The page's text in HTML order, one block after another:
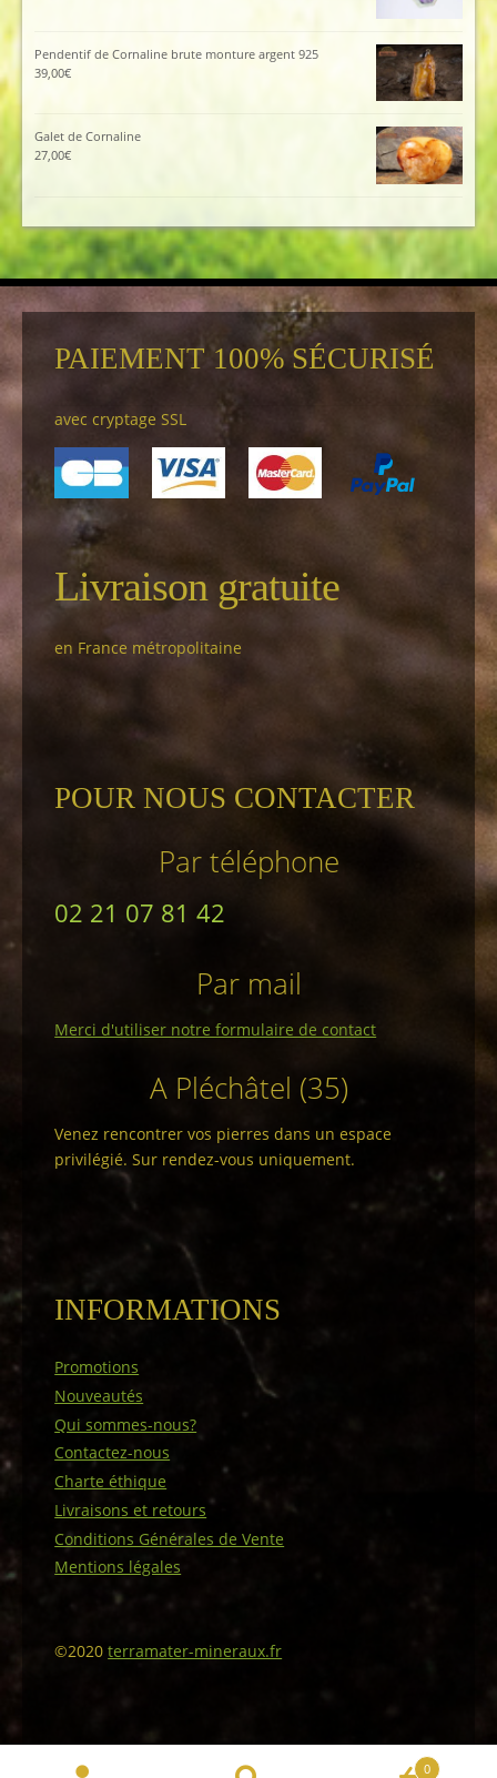
Pendentif de Cornaline brute monture argent 925
39,00€
Galet de Cornaline
27,00€
PAIEMENT 100% SÉCURISÉ
avec cryptage SSL
Livraison gratuite
en France métropolitaine
POUR NOUS CONTACTER
Par téléphone
02 21 07 81 42
Par mail
Merci d'utiliser notre formulaire de contact
A Pléchâtel (35)
Venez rencontrer vos pierres dans un espace
privilégié. Sur rendez-vous uniquement.
INFORMATIONS
Promotions
Nouveautés
Qui sommes-nous?
Contactez-nous
Charte éthique
Livraisons et retours
Conditions Générales de Vente
Mentions légales
©2020terramater-mineraux.fr
0